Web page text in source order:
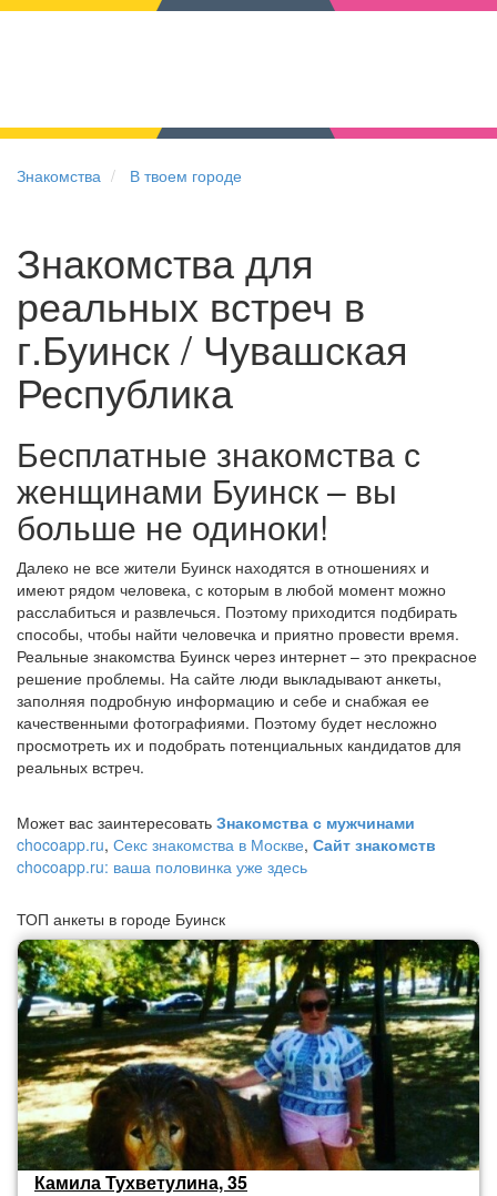
Знакомства В твоем городе
Знакомства для
реальных встреч в
г.Буинск / Чувашская
Республика
Бесплатные знакомства с
женщинами Буинск – вы
больше не одиноки!
Далеко не все жители Буинск находятся в отношениях и
имеют рядом человека, с которым в любой момент можно
расслабиться и развлечься. Поэтому приходится подбирать
способы, чтобы найти человечка и приятно провести время.
Реальные знакомства Буинск через интернет – это прекрасное
решение проблемы. На сайте люди выкладывают анкеты,
заполняя подробную информацию и себе и снабжая ее
качественными фотографиями. Поэтому будет несложно
просмотреть их и подобрать потенциальных кандидатов для
реальных встреч.
Может вас заинтересовать Знакомства с мужчинами
chocoapp.ru, Секс знакомства в Москве, Сайт знакомств
chocoapp.ru: ваша половинка уже здесь
ТОП анкеты в городе Буинск
Камила Тухветулина, 35